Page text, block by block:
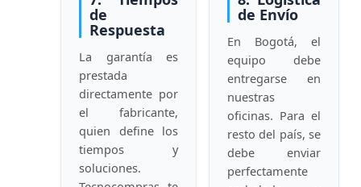
de
Respuesta
La garantía es
prestada
directamente por
el fabricante,
quien define los
tiempos y
soluciones.
de Envío
En Bogotá, el
equipo debe
entregarse en
nuestras
oficinas. Para el
resto del país, se
debe enviar
perfectamente